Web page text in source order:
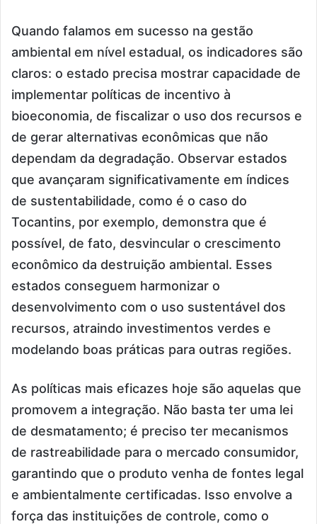
Quando falamos em sucesso na gestão
ambiental em nível estadual, os indicadores são
claros: o estado precisa mostrar capacidade de
implementar políticas de incentivo à
bioeconomia, de fiscalizar o uso dos recursos e
de gerar alternativas econômicas que não
dependam da degradação. Observar estados
que avançaram significativamente em índices
de sustentabilidade, como é o caso do
Tocantins, por exemplo, demonstra que é
possível, de fato, desvincular o crescimento
econômico da destruição ambiental. Esses
estados conseguem harmonizar o
desenvolvimento com o uso sustentável dos
recursos, atraindo investimentos verdes e
modelando boas práticas para outras regiões.
As políticas mais eficazes hoje são aquelas que
promovem a integração. Não basta ter uma lei
de desmatamento; é preciso ter mecanismos
de rastreabilidade para o mercado consumidor,
garantindo que o produto venha de fontes legal
e ambientalmente certificadas. Isso envolve a
força das instituições de controle, como o